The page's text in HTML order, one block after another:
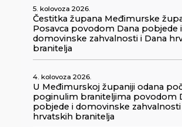
5. kolovoza 2026.
Čestitka župana Međimurske
Posavca povodom Dana pobjede i
domovinske zahvalnosti i Dana
branitelja
4. kolovoza 2026.
U Međimurskoj županiji odana
poginulim braniteljima povodom
pobjede i domovinske zahvalnosti
hrvatskih branitelja